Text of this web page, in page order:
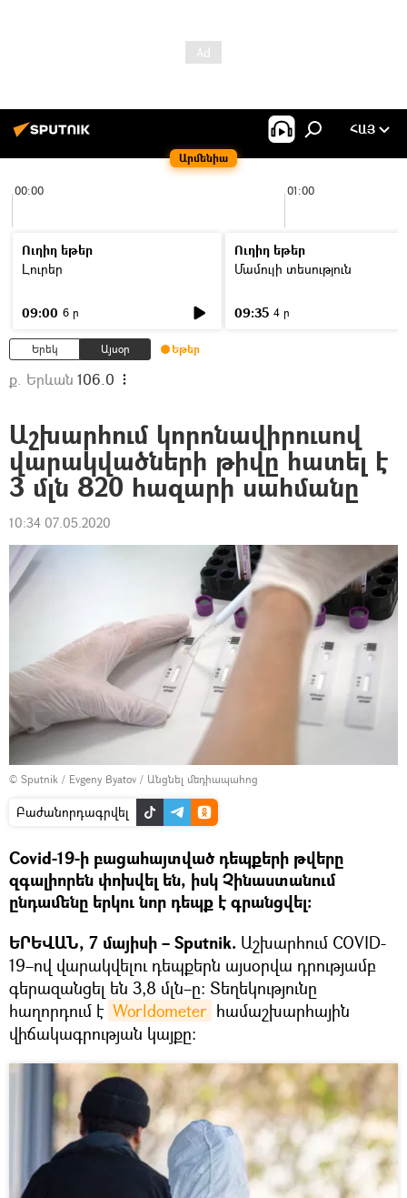
Արմենիա
ՀԱՅ
00:00 01:00
Ուղիղ եթեր
Լուրեր
09:00 6 ր
Ուղիղ եթեր
Մամուլի տեսություն
09:35 4 ր
Երեկ Այսօր Եթեր
ք. Երևան 106.0
Աշխարհում կորոնավիրուսով
վարակվածների թիվը հատել է
3 մլն 820 հազարի սահմանը
10:34 07.05.2020
© Sputnik / Evgeny Byatov / Անցնել մեդիապահոց
Բաժանորդագրվել
Covid-19-ի բացահայտված դեպքերի թվերը
զգալիորեն փոխվել են, իսկ Չինաստանում
ընդամենը երկու նոր դեպք է գրանցվել։
ԵՐԵՎԱՆ, 7 մայիսի – Sputnik. Աշխարհում COVID-
19–ով վարակվելու դեպքերն այսօրվա դրությամբ
գերազանցել են 3,8 մլն–ը։ Տեղեկությունը
հաղորդում է Worldometer համաշխարհային
վիճակագրության կայքը։